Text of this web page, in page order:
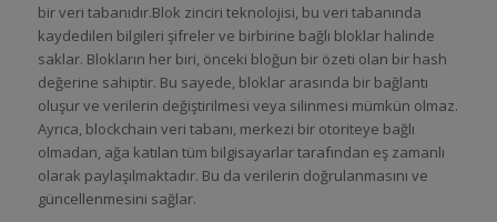
bir veri tabanıdır.Blok zinciri teknolojisi, bu veri tabanında
kaydedilen bilgileri şifreler ve birbirine bağlı bloklar halinde
saklar. Blokların her biri, önceki bloğun bir özeti olan bir hash
değerine sahiptir. Bu sayede, bloklar arasında bir bağlantı
oluşur ve verilerin değiştirilmesi veya silinmesi mümkün olmaz.
Ayrıca, blockchain veri tabanı, merkezi bir otoriteye bağlı
olmadan, ağa katılan tüm bilgisayarlar tarafından eş zamanlı
olarak paylaşılmaktadır. Bu da verilerin doğrulanmasını ve
güncellenmesini sağlar.